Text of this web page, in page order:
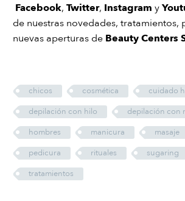
Facebook, Twitter, Instagram y
de nuestras novedades, tratamientos,
nuevas aperturas de Beauty Centers
chicos cosmética
cuidado
depilación con hilo
depilación con
hombres
manicura
masaje
pedicura
rituales
sugaring
tratamientos